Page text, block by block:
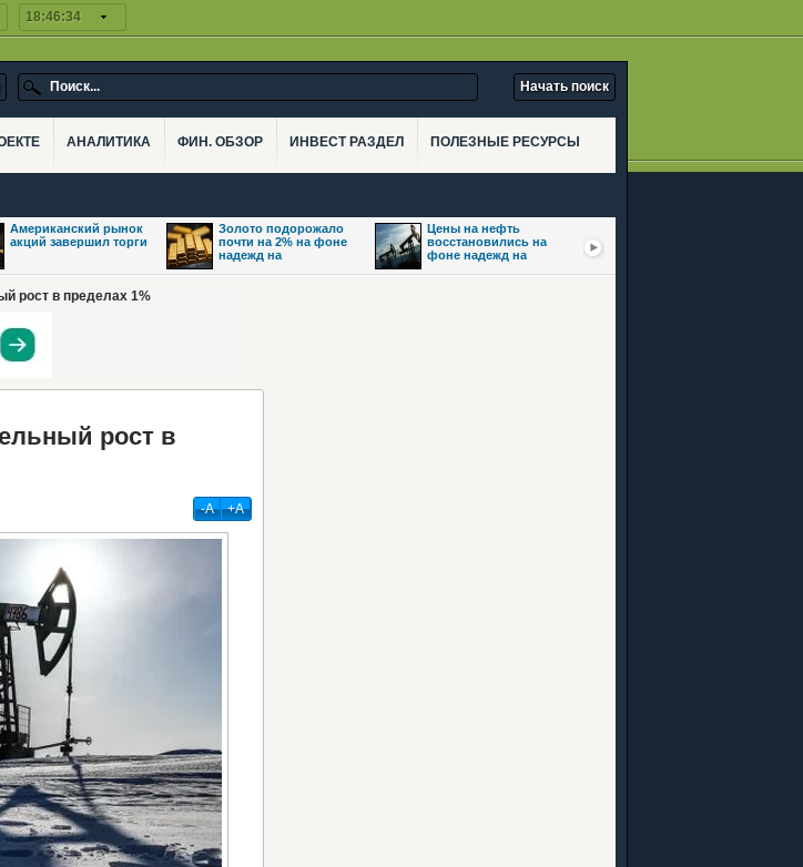
18:46:34
АНАЛИТИКА ФИН. ОБЗОР ИНВЕСТ РАЗДЕЛ ПОЛЕЗНЫЕ РЕСУРСЫ
Американский рынок
акций завершил торги
Золото подорожало
почти на 2% на фоне
надежд на
Цены на нефть
восстановились на
фоне надежд на
рост в пределах 1%
рост в
-А +А